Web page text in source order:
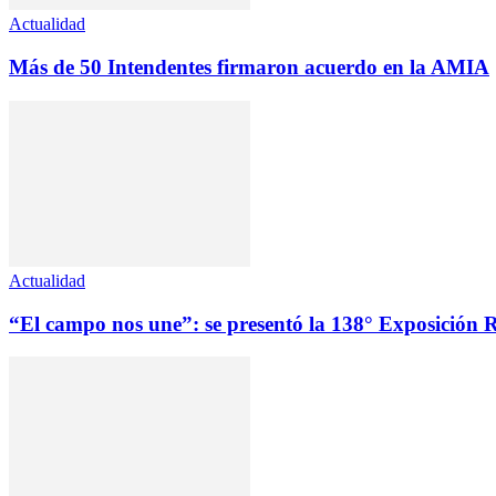
Actualidad
Más de 50 Intendentes firmaron acuerdo en la AMIA
Actualidad
“El campo nos une”: se presentó la 138° Exposición